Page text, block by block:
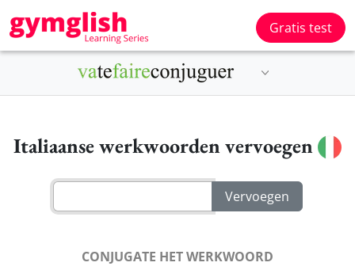
Gratis test
Italiaanse werkwoorden vervoegen
CONJUGATE HET WERKWOORD